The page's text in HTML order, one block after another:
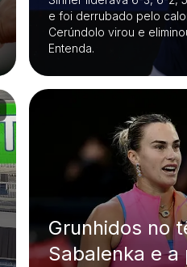
e foi derrubado pelo
Cerúndolo virou e
Entenda.
Grunhidos no
Sabalenka e a